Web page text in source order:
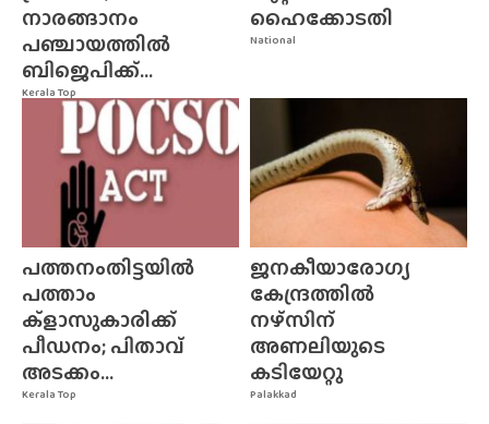
Kerala Top
നാരങ്ങാനം
പഞ്ചായത്തിൽ
ബിജെപിക്ക്...
National
ഹൈക്കോടതി
Kerala Top
പത്തനംതിട്ടയിൽ
പത്താം
ക്ളാസുകാരിക്ക്
പീഡനം; പിതാവ്
അടക്കം...
Palakkad
ജനകീയാരോഗ്യ
കേന്ദ്രത്തിൽ
നഴ്‌സിന്‌
അണലിയുടെ
കടിയേറ്റു